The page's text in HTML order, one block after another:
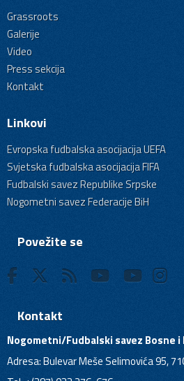
Grassroots
Galerije
Video
Press sekcija
Kontakt
Linkovi
Evropska fudbalska asocijacija UEFA
Svjetska fudbalska asocijacija FIFA
Fudbalski savez Republike Srpske
Nogometni savez Federacije BiH
Povežite se
Kontakt
Nogometni/Fudbalski savez Bosne i
Adresa: Bulevar Meše Selimovića 95,